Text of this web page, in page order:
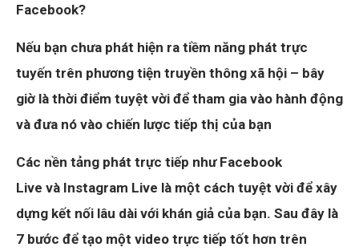
Facebook?
Nếu bạn chưa phát hiện ra tiềm năng phát trực
tuyến trên phương tiện truyền thông xã hội – bây
giờ là thời điểm tuyệt vời để tham gia vào hành động
và đưa nó vào chiến lược tiếp thị của bạn
Các nền tảng phát trực tiếp như Facebook
Live và Instagram Live là một cách tuyệt vời để xây
dựng kết nối lâu dài với khán giả của bạn. Sau đây là
7 bước để tạo một video trực tiếp tốt hơn trên